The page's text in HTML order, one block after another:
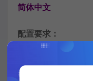
简体中文
配置要求：